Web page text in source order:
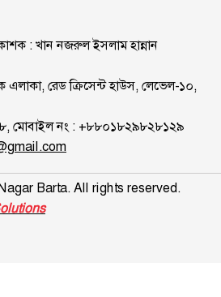
: খান নজরুল ইসলাম হান্নান
এলাকা, রেড ক্রিসেন্ট হাউস, লেভেল-১০,
মোবাইল নং : +৮৮০১৮২৯৮২৮১২৯
Barta. All rights reserved.